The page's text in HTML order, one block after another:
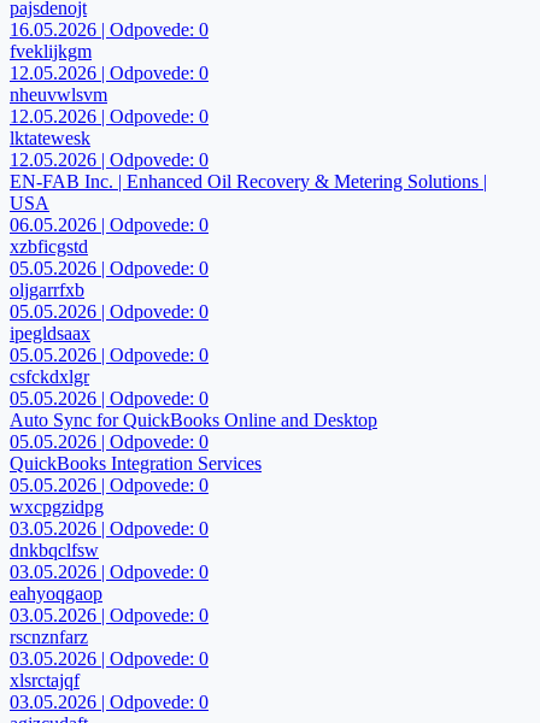
pajsdenojt
16.05.2026 | Odpovede: 0
fveklijkgm
12.05.2026 | Odpovede: 0
nheuvwlsvm
12.05.2026 | Odpovede: 0
lktatewesk
12.05.2026 | Odpovede: 0
EN-FAB Inc. | Enhanced Oil Recovery & Metering Solutions |
USA
06.05.2026 | Odpovede: 0
xzbficgstd
05.05.2026 | Odpovede: 0
oljgarrfxb
05.05.2026 | Odpovede: 0
ipegldsaax
05.05.2026 | Odpovede: 0
csfckdxlgr
05.05.2026 | Odpovede: 0
Auto Sync for QuickBooks Online and Desktop
05.05.2026 | Odpovede: 0
QuickBooks Integration Services
05.05.2026 | Odpovede: 0
wxcpgzidpg
03.05.2026 | Odpovede: 0
dnkbqclfsw
03.05.2026 | Odpovede: 0
eahyoqgaop
03.05.2026 | Odpovede: 0
rscnznfarz
03.05.2026 | Odpovede: 0
xlsrctajqf
03.05.2026 | Odpovede: 0